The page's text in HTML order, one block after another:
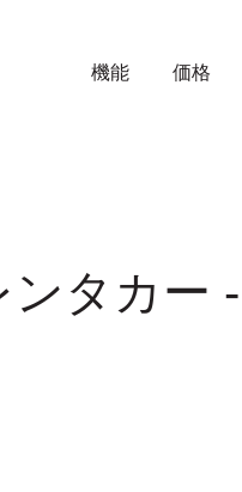
機能 価格
ンタカー